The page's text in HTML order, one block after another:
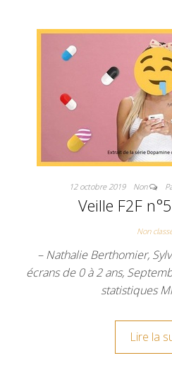
12 octobre 2019 Non
Veille F2F
Non
– Nathalie Berthomier,
écrans de 0 à 2 ans,
statistiques
Lire la